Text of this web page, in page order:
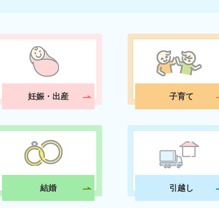
館に新しい本が入りました！(R8.8月)
イベント
一般競争入札】吉野ヶ里町防災給食センター基本設計業務委託につい
公表）
妊娠・出産 子育て
結婚 引越し